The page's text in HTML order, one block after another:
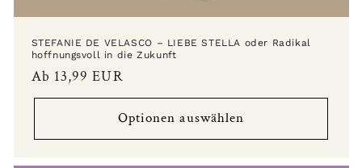
STEFANIE DE VELASCO – LIEBE STELLA oder Radikal
hoffnungsvoll in die Zukunft
Normaler
Preis
Ab 13,99 EUR
Optionen auswählen